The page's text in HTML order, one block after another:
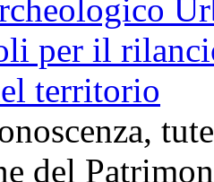
del